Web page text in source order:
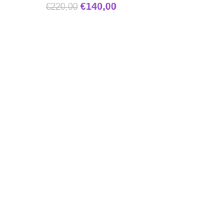
€220,00 €140,00